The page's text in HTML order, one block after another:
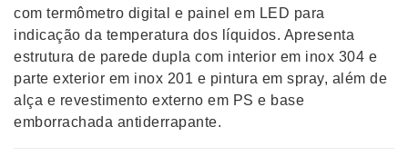
com termômetro digital e painel em LED para
indicação da temperatura dos líquidos. Apresenta
estrutura de parede dupla com interior em inox 304 e
parte exterior em inox 201 e pintura em spray, além de
alça e revestimento externo em PS e base
emborrachada antiderrapante.